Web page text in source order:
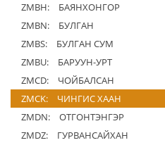
ZMBH:
БАЯНХОНГОР
ZMBN:
БУЛГАН
ZMBS:
БУЛГАН СУМ
ZMBU:
БАРУУН-УРТ
ZMCD:
ЧОЙБАЛСАН
ZMCK:
ЧИНГИС ХААН
ZMDN:
ОТГОНТЭНГЭР
ZMDZ:
ГУРВАНСАЙХАН